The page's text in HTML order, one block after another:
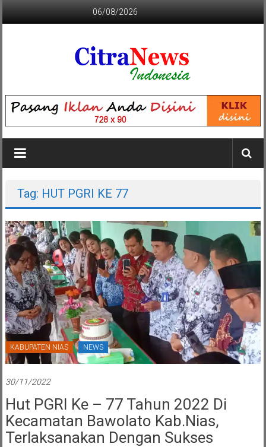
06/08/2026
CITRANEWS
INDONESIA
BERANI
DAN
KRISTIS
Tag: HUT PGRI KE 77
KABUPATEN NIAS NEWS
30/11/2022
Hut PGRI Ke – 77 Tahun 2022 Di
Kecamatan Bawolato Kab.Nias,
Terlaksanakan Dengan Sukses